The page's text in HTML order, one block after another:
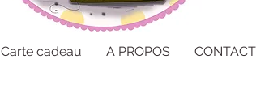
Carte cadeau A PROPOS CONTACT